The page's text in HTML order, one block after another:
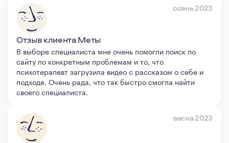
осень 2023
Отзыв клиента Меты
В выборе специалиста мне очень помогли поиск по
сайту по конкретным проблемам и то, что
психотерапевт загрузила видео с рассказом о себе и
подходе. Очень рада, что так быстро смогла найти
своего специалиста.
весна 2023